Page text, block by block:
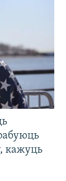
кажуць